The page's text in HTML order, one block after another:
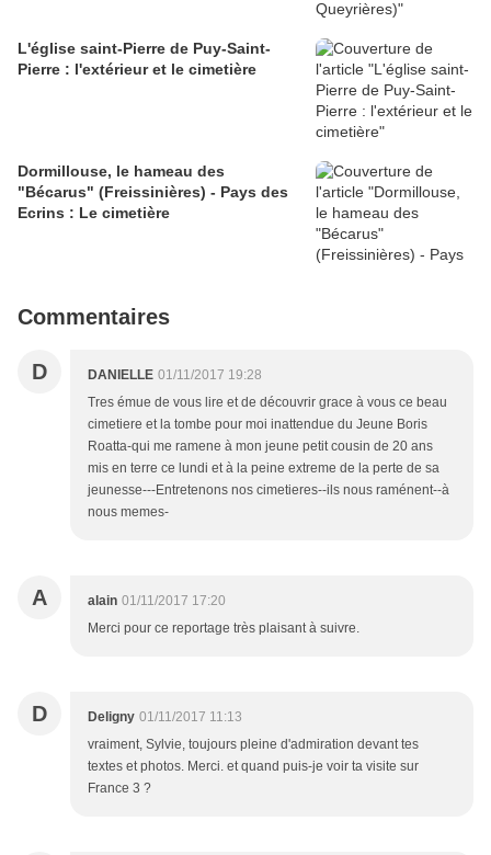
L'église saint-Pierre de Puy-Saint-
Pierre : l'extérieur et le cimetière
Dormillouse, le hameau des
"Bécarus" (Freissinières) - Pays des
Ecrins : Le cimetière
Commentaires
D DANIELLE 01/11/2017 19:28
Tres émue de vous lire et de découvrir grace à vous ce beau
cimetiere et la tombe pour moi inattendue du Jeune Boris
Roatta-qui me ramene à mon jeune petit cousin de 20 ans
mis en terre ce lundi et à la peine extreme de la perte de sa
jeunesse---Entretenons nos cimetieres--ils nous raménent--à
nous memes-
A alain 01/11/2017 17:20
Merci pour ce reportage très plaisant à suivre.
D Deligny 01/11/2017 11:13
vraiment, Sylvie, toujours pleine d'admiration devant tes
textes et photos. Merci. et quand puis-je voir ta visite sur
France 3 ?